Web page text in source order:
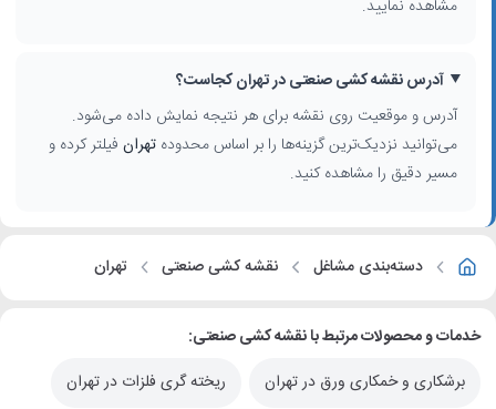
مشاهده نمایید.
آدرس نقشه کشی صنعتی در تهران کجاست؟
آدرس و موقعیت روی نقشه برای هر نتیجه نمایش داده می‌شود.
می‌توانید نزدیک‌ترین گزینه‌ها را بر اساس محدودهتهران فیلتر کرده و
مسیر دقیق را مشاهده کنید.
دسته‌بندی مشاغل نقشه کشی صنعتی تهران
خدمات و محصولات مرتبط با نقشه کشی صنعتی:
برشکاری و خمکاری ورق در تهران
ریخته گری فلزات در تهران